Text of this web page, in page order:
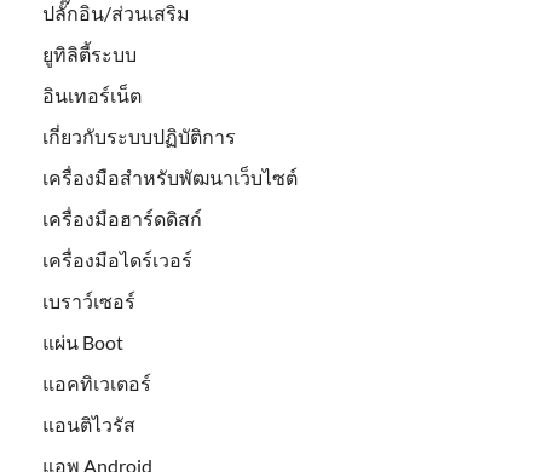
ปลั๊กอิน/ส่วนเสริม
ยูทิลิตี้ระบบ
อินเทอร์เน็ต
เกี่ยวกับระบบปฏิบัติการ
เครื่องมือสำหรับพัฒนาเว็บไซต์
เครื่องมือฮาร์ดดิสก์
เครื่องมือไดร์เวอร์
เบราว์เซอร์
แผ่น Boot
แอคทิเวเตอร์
แอนติไวรัส
แอพ Android